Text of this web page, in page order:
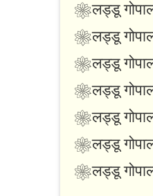
❀लड्डू
❀लड्डू
❀लड्डू
❀लड्डू
❀लड्डू
❀लड्डू
❀लड्डू